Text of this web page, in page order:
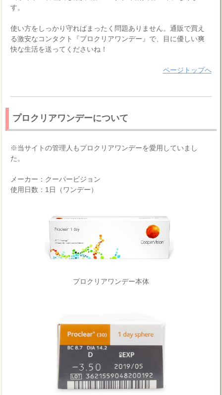
す。
使い方をしっかり守ればまったく問題ありません。通販で買え
る激安なコンタクト『プロクリアワンデー』で、目に優しい爽
快な生活を送ってくださいね！
ページトップへ
プロクリアワンデーについて
※当サイトの管理人もプロクリアワンデーを愛用していまし
た。
メーカー：クーパービジョン
使用日数：1日（ワンデー）
プロクリアワンデー本体